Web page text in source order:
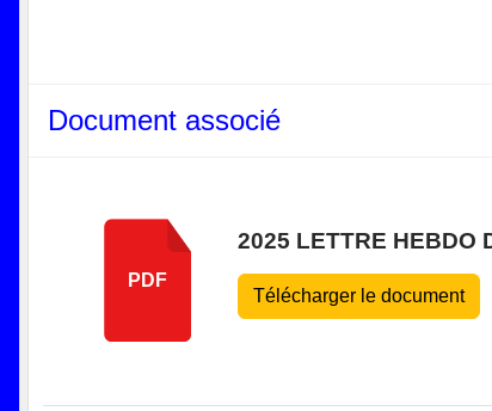
Document associé
PDF
2025 LETTRE HEBDO
Télécharger le document